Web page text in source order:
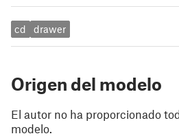
cd drawer
Origen del modelo
El autor no ha proporcionado
modelo.